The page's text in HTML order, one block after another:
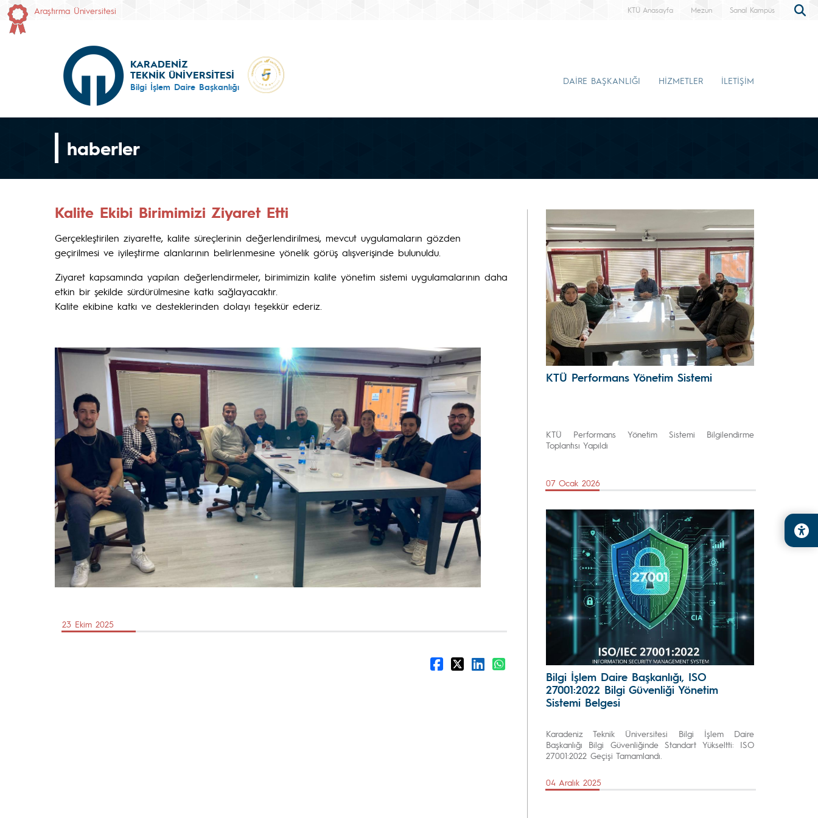
Araştırma Üniversitesi KTÜ Anasayfa Mezun Sanal Kampüs
KARADENİZ
TEKNİK ÜNİVERSİTESİ
Bilgi İşlem Daire Başkanlığı
DAİRE BAŞKANLIĞI HİZMETLER İLETİŞİM
haberler
Kalite Ekibi Birimimizi Ziyaret Etti
Gerçekleştirilen ziyarette, kalite süreçlerinin değerlendirilmesi, mevcut uygulamaların gözden
geçirilmesi ve iyileştirme alanlarının belirlenmesine yönelik görüş alışverişinde bulunuldu.
Ziyaret kapsamında yapılan değerlendirmeler, birimimizin kalite yönetim sistemi uygulamalarının daha
etkin bir şekilde sürdürülmesine katkı sağlayacaktır.
Kalite ekibine katkı ve desteklerinden dolayı teşekkür ederiz.
23 Ekim 2025
KTÜ Performans Yönetim Sistemi
KTÜ Performans Yönetim Sistemi Bilgilendirme
Toplantısı Yapıldı
07 Ocak 2026
Bilgi İşlem Daire Başkanlığı, ISO
27001:2022 Bilgi Güvenliği Yönetim
Sistemi Belgesi
Karadeniz Teknik Üniversitesi Bilgi İşlem Daire
Başkanlığı Bilgi Güvenliğinde Standart Yükseltti: ISO
27001:2022 Geçişi Tamamlandı.
04 Aralık 2025